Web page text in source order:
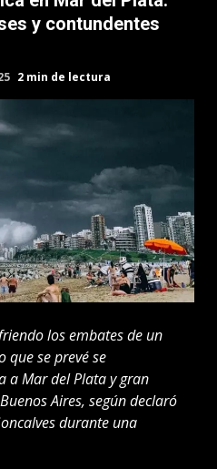
y contundentes
2 min de lectura
los embates de un
que se prevé se
a Mar del Plata y gran
Aires, según declaró
durante una